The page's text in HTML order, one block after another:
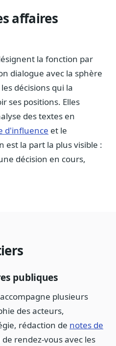
lobbying
AAI
et amendements
pour vos contenus
Legiwatch incluse
affaires
la fonction par
dialogue avec la sphère
décisions qui la
ses positions. Elles
des textes en
d'influence et le
est la part la plus visible :
décision en cours,
publiques
plusieurs
des acteurs,
rédaction de notes de
rendez-vous avec les